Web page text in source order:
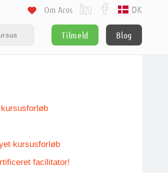
Tilmeld Blog
Om Aros DK
kursusforløb
facilitator!